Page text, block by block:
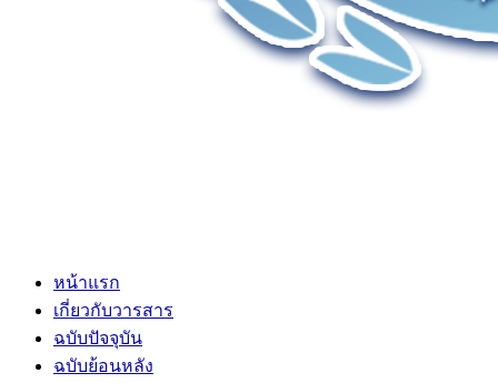
หน้าแรก
เกี่ยวกับวารสาร
ฉบับปัจจุบัน
ฉบับย้อนหลัง